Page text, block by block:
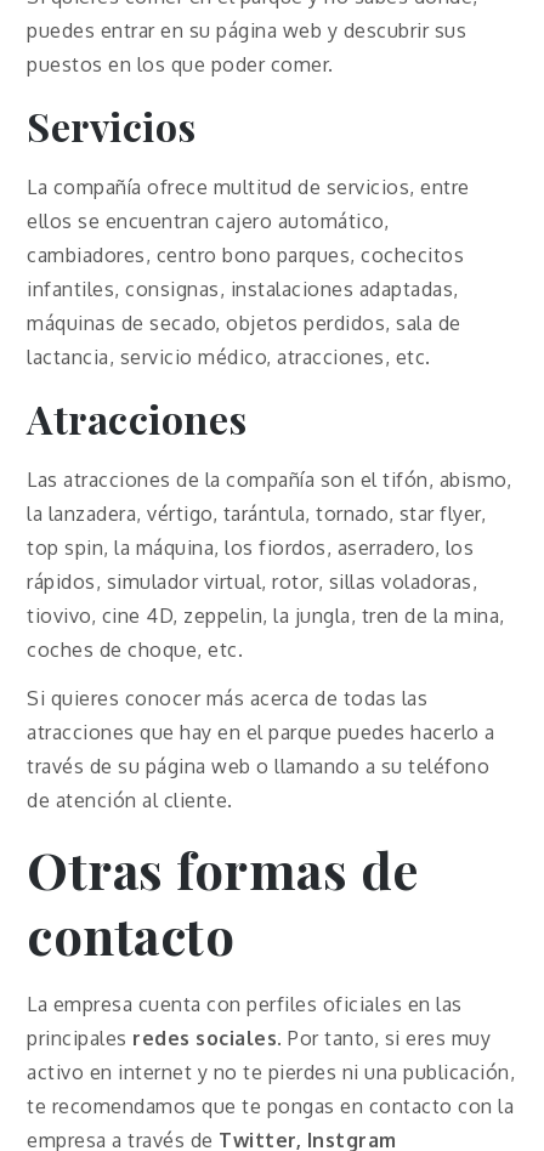
puedes entrar en su página web y descubrir sus
puestos en los que poder comer.
Servicios
La compañía ofrece multitud de servicios, entre
ellos se encuentran cajero automático,
cambiadores, centro bono parques, cochecitos
infantiles, consignas, instalaciones adaptadas,
máquinas de secado, objetos perdidos, sala de
lactancia, servicio médico, atracciones, etc.
Atracciones
Las atracciones de la compañía son el tifón, abismo,
la lanzadera, vértigo, tarántula, tornado, star flyer,
top spin, la máquina, los fiordos, aserradero, los
rápidos, simulador virtual, rotor, sillas voladoras,
tiovivo, cine 4D, zeppelin, la jungla, tren de la mina,
coches de choque, etc.
Si quieres conocer más acerca de todas las
atracciones que hay en el parque puedes hacerlo a
través de su página web o llamando a su teléfono
de atención al cliente.
Otras formas de
contacto
La empresa cuenta con perfiles oficiales en las
principales redes sociales. Por tanto, si eres muy
activo en internet y no te pierdes ni una publicación,
te recomendamos que te pongas en contacto con la
empresa a través de Twitter, Instgram